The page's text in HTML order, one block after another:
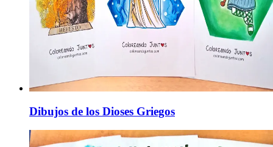
Dibujos de los Dioses Griegos